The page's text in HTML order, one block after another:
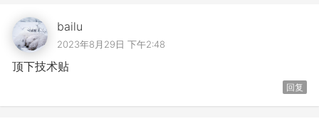
bailu
2023年8月29日 下午2:48
顶下技术贴
回复